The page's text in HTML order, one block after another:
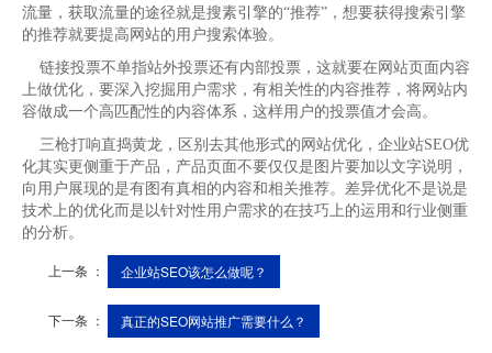
流量，获取流量的途径就是搜素引擎的“推荐”，想要获得搜索引擎
的推荐就要提高网站的用户搜索体验。
链接投票不单指站外投票还有内部投票，这就要在网站页面内容
上做优化，要深入挖掘用户需求，有相关性的内容推荐，将网站内
容做成一个高匹配性的内容体系，这样用户的投票值才会高。
三枪打响直捣黄龙，区别去其他形式的网站优化，企业站SEO优
化其实更侧重于产品，产品页面不要仅仅是图片要加以文字说明，
向用户展现的是有图有真相的内容和相关推荐。差异优化不是说是
技术上的优化而是以针对性用户需求的在技巧上的运用和行业侧重
的分析。
上一条 ： 企业站SEO该怎么做呢？
下一条 ： 真正的SEO网站推广需要什么？